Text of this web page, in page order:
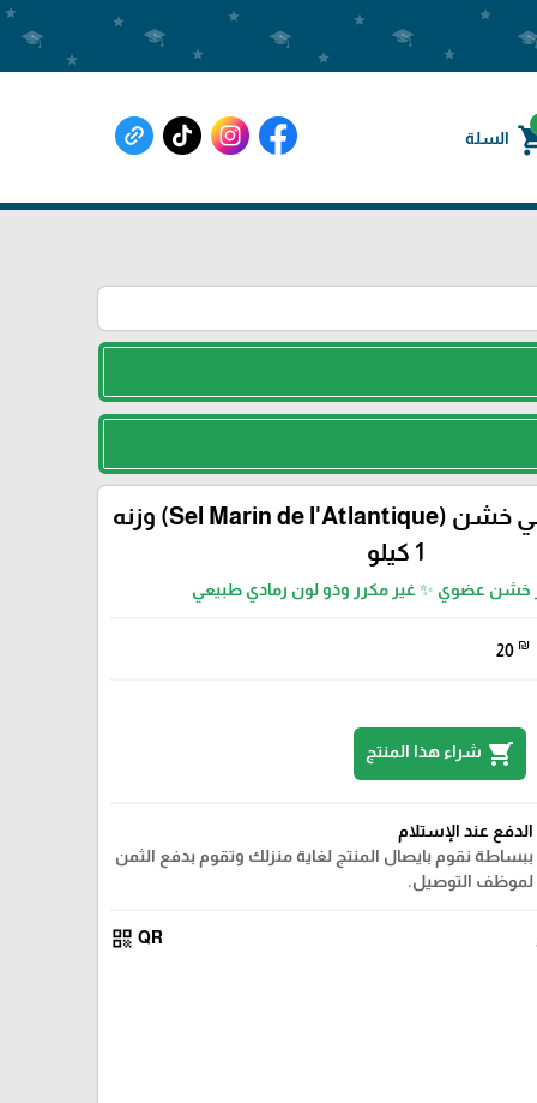
السلة
ملح بحر أطلسي خشن (Sel Marin de l'Atlantique) وزنه
1 كيلو
خشن عضوي ✨ غير مكرر وذو لون رمادي طبيعي
20 ₪
shopping_cart شراء هذا المنتج
الدفع عند الإستلام
ببساطة نقوم بايصال المنتج لغاية منزلك وتقوم بدفع الثمن
لموظف التوصيل.
QR
qr_code